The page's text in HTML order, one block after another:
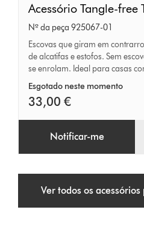
Acessório
Tangle-
free
Turbine
Acessório Tangle-free
Nº da peça 925067-01
Escovas que giram em
de alcatifas e estofos. Sem
se enrolam. Ideal para casas
Esgotado neste momento
33,00 €
Notificar-me
Ver todos os